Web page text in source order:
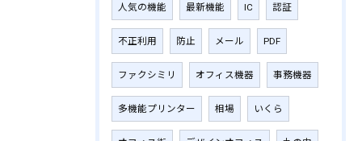
人気の機能 最新機能 IC 認証
不正利用 防止 メール PDF
ファクシミリ オフィス機器 事務機器
多機能プリンター 相場 いくら